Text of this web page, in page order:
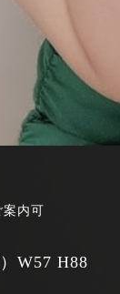
内可
W57 H88